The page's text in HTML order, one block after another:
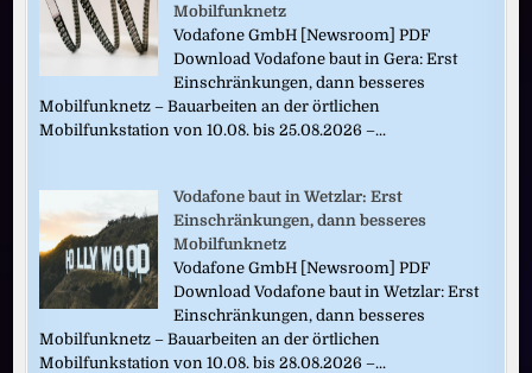
Mobilfunknetz
Vodafone GmbH [Newsroom] PDF
Download Vodafone baut in Gera: Erst
Einschränkungen, dann besseres
Mobilfunknetz – Bauarbeiten an der örtlichen
Mobilfunkstation von 10.08. bis 25.08.2026 –...
Vodafone baut in Wetzlar: Erst
Einschränkungen, dann besseres
Mobilfunknetz
Vodafone GmbH [Newsroom] PDF
Download Vodafone baut in Wetzlar: Erst
Einschränkungen, dann besseres
Mobilfunknetz – Bauarbeiten an der örtlichen
Mobilfunkstation von 10.08. bis 28.08.2026 –...